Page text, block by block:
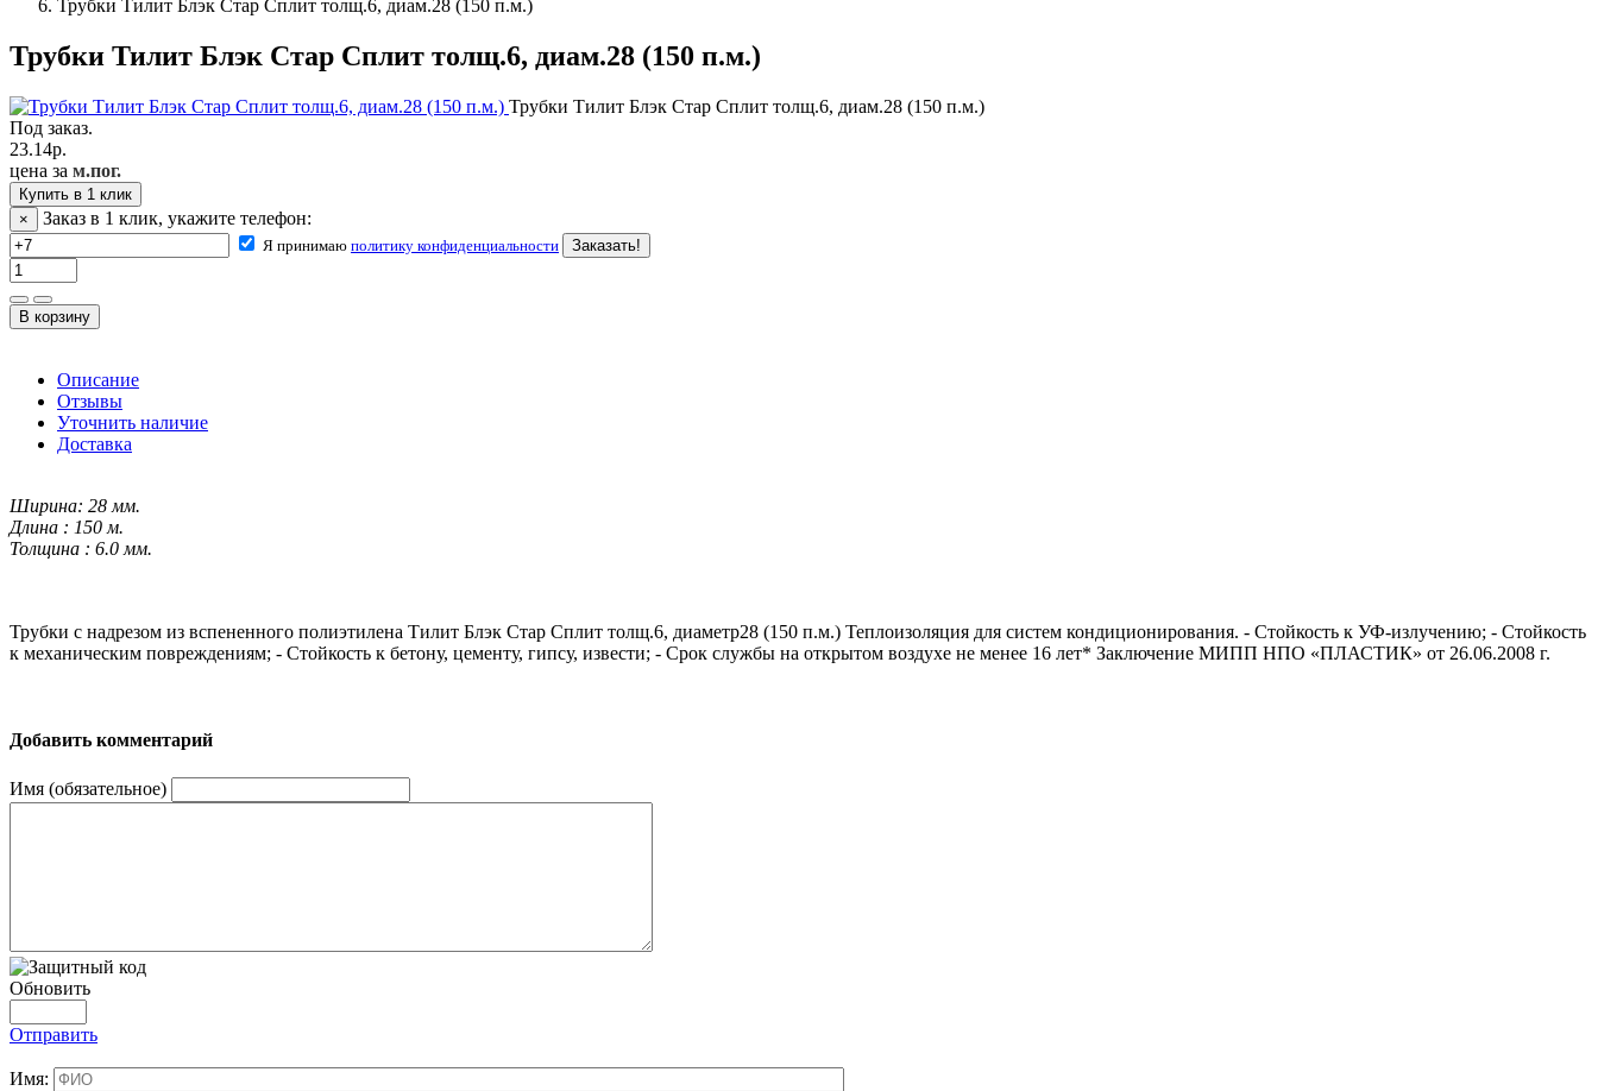
Трубки Тилит Блэк Стар Сплит толщ.6, диам.28 (150 п.м.)
Трубки Тилит Блэк Стар Сплит толщ.6, диам.28 (150 п.м.)
Трубки Тилит Блэк Стар Сплит толщ.6, диам.28 (150 п.м.)
Под заказ.
23.14р.
цена за м.пог.
Купить в 1 клик
×
Заказ в 1 клик, укажите телефон:
Я принимаю политику конфиденциальности
Описание
Отзывы
Уточнить наличие
Доставка
Ширина: 28 мм.
Длина : 150 м.
Толщина : 6.0 мм.
Трубки с надрезом из вспененного полиэтилена Тилит Блэк Стар Сплит толщ.6, диаметр28 (150 п.м.) Теплоизоляция для систем кондиционирования. - Стойкость к УФ-излучению; - Стойкость
к механическим повреждениям; - Стойкость к бетону, цементу, гипсу, извести; - Срок службы на открытом воздухе не менее 16 лет* Заключение МИПП НПО «ПЛАСТИК» от 26.06.2008 г.
Добавить комментарий
Имя (обязательное)
Обновить
Отправить
Имя: